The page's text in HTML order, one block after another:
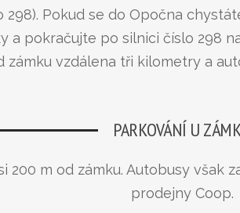
Pokud se do Opočna
a pokračujte po silnici číslo 298
zámku vzdálena tři kilometry a
PARKOVÁNÍ U
200 m od zámku. Autobusy
prodejny Coop.